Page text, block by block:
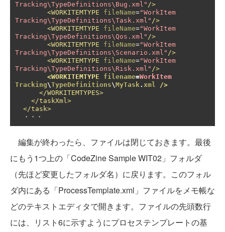
Tracking\TypeDefinitions\Bug.xml" />
<WORKITEMTYPE
fileName="WorkItem
Tracking\TypeDefinitions\Task.xml" />
<WORKITEMTYPE
fileName="WorkItem
Tracking\TypeDefinitions\Qos.xml" />
<WORKITEMTYPE
fileName="WorkItem
Tracking\TypeDefinitions\Scenario.xml" />
<WORKITEMTYPE
fileName="WorkItem
Tracking\TypeDefinitions\Risk.xml" />
<WORKITEMTYPE
filename=WorkItem
Tracking\TypeDefinitions\MyTask. xml
/>
</WORKITEMTYPES>
</taskXml>
</task>
  ・・・
編集が終わったら、ファイルは閉じておきます。最後
にもう1つ上の「CodeZine Sample WIT02」フォルダ
（先ほど変更したフォルダ名）に戻ります。このフォル
ダ内にある「ProcessTemplate.xml」ファイルをメモ帳な
どのテキストエディタで開きます。ファイルの先頭数行
には、リスト6に示すようにプロセステンプレートの基